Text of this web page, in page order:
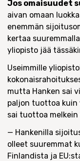
Jos omaisuudet
aivan omaan
enemmän
kertaa
yliopisto jää
Useimmille
mutta Hanken sai
paljon tuottoa
sai tuottoa
— Hankenilla
olleet suuremmat
Finlandista ja